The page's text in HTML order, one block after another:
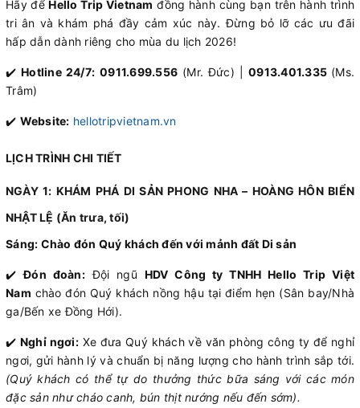
Hãy đểHello Trip Vietnam đồng hành cùng bạn trên hành trình
tri ân và khám phá đầy cảm xúc này. Đừng bỏ lỡ các ưu đãi
hấp dẫn dành riêng cho mùa du lịch 2026!
✔️Hotline 24/7: 0911.699.556 (Mr. Đức) |0913.401.335 (Ms.
Trâm)
✔️ Website: hellotripvietnam.vn
LỊCH TRÌNH CHI TIẾT
NGÀY 1: KHÁM PHÁ DI SẢN PHONG NHA – HOÀNG HÔN BIỂN
NHẬT LỆ (Ăn trưa, tối)
Sáng: Chào đón Quý khách đến với mảnh đất Di sản
✔️Đón đoàn:Đội ngũ HDV Công ty TNHH Hello Trip Việt
Nam chào đón Quý khách nồng hậu tại điểm hẹn (Sân bay/Nhà
ga/Bến xe Đồng Hới).
✔️ Nghỉ ngơi:Xe đưa Quý khách về văn phòng công ty để nghỉ
ngơi, gửi hành lý và chuẩn bị năng lượng cho hành trình sắp tới.
(Quý khách có thể tự do thưởng thức bữa sáng với các món
đặc sản như cháo canh, bún thịt nướng nếu đến sớm).